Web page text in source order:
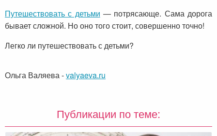
Путешествовать с детьми — потрясающе. Сама дорога
бывает сложной. Но оно того стоит, совершенно точно!
Легко ли путешествовать с детьми?
Ольга Валяева-valyaeva.ru
Публикации по теме: